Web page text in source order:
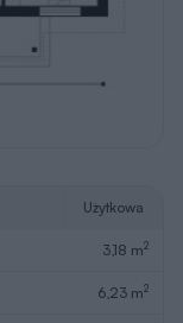
Użytkowa
3,18 m2
6,23 m2